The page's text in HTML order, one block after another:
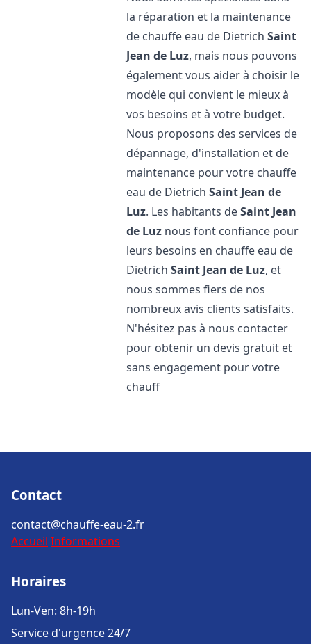
la réparation et la maintenance
de chauffe eau de DietrichSaint
Jean de Luz, mais nous pouvons
également vous aider à choisir le
modèle qui convient le mieux à
vos besoins et à votre budget.
Nous proposons des services de
dépannage, d'installation et de
maintenance pour votre chauffe
eau de DietrichSaint Jean de
Luz. Les habitants deSaint Jean
de Luz nous font confiance pour
leurs besoins en chauffe eau de
DietrichSaint Jean de Luz, et
nous sommes fiers de nos
nombreux avis clients satisfaits.
N'hésitez pas à nous contacter
pour obtenir un devis gratuit et
sans engagement pour votre
chauff
Contact
contact@chauffe-eau-2.fr
Accueil Informations
Horaires
Lun-Ven: 8h-19h
Service d'urgence 24/7